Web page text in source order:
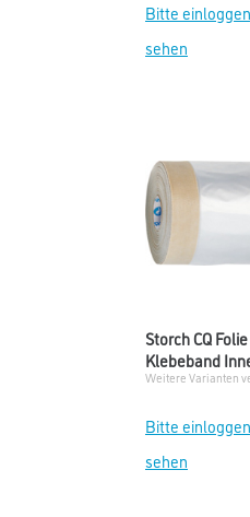
Bitte
sehen
Storch CQ
Klebeband
Weitere Varianten
Bitte
sehen